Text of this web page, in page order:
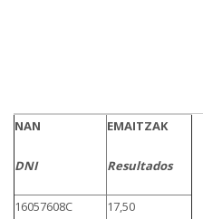
NAN
DNI
EMAITZAK
Resultados
16057608C 17,50